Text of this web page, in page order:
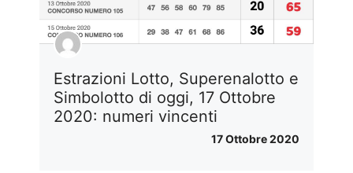
Estrazioni Lotto, Superenalotto e
Simbolotto di oggi, 17 Ottobre
2020: numeri vincenti
17 Ottobre 2020